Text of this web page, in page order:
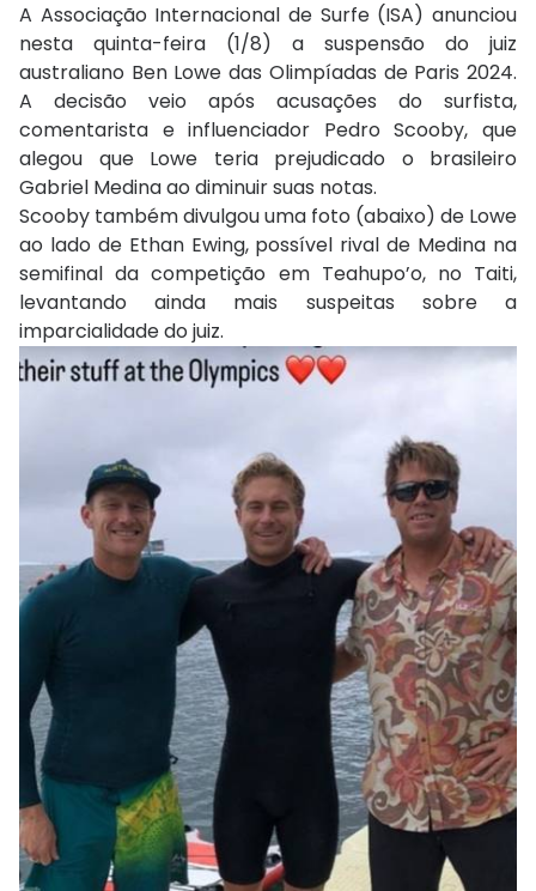
A Associação Internacional de Surfe (ISA) anunciou
nesta quinta-feira (1/8) a suspensão do juiz
australiano Ben Lowe das Olimpíadas de Paris 2024.
A decisão veio após acusações do surfista,
comentarista e influenciador Pedro Scooby, que
alegou que Lowe teria prejudicado o brasileiro
Gabriel Medina ao diminuir suas notas.
Scooby também divulgou uma foto (abaixo) de Lowe
ao lado de Ethan Ewing, possível rival de Medina na
semifinal da competição em Teahupo’o, no Taiti,
levantando ainda mais suspeitas sobre a
imparcialidade do juiz.